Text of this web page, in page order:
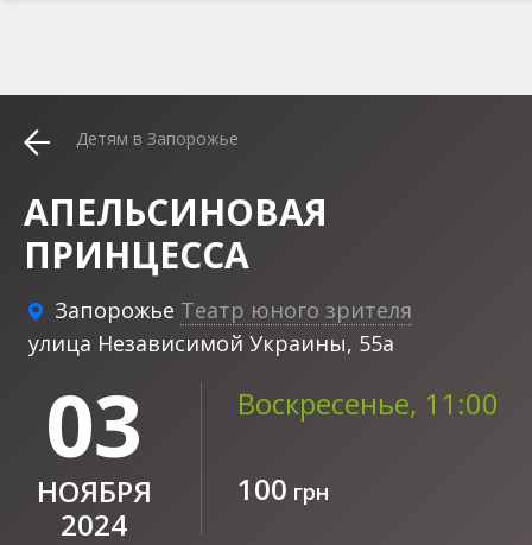
Детям в Запорожье
АПЕЛЬСИНОВАЯ
ПРИНЦЕССА
Запорожье Театр юного зрителя
улица Независимой Украины, 55а
03
НОЯБРЯ
2024
Воскресенье, 11:00
100 грн